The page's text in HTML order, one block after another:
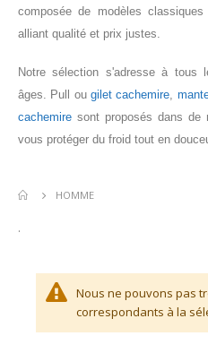
composée de modèles
alliant qualité et prix justes.
Notre sélection s'adresse à
âges. Pull ou gilet cachemire,
cachemire sont proposés dans de
vous protéger du froid tout en
HOMME
.
Nous ne pouvons pas
correspondants à la